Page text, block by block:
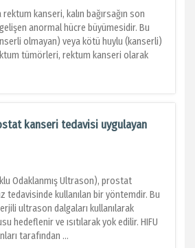
kanseri, kalın bağırsağın son
anormal hücre büyümesidir. Bu
olmayan) veya kötü huylu (kanserli)
tümörleri, rektum kanseri olarak
kanseri tedavisi uygulayan
Odaklanmış Ultrason), prostat
tedavisinde kullanılan bir yöntemdir. Bu
ultrason dalgaları kullanılarak
hedeflenir ve ısıtılarak yok edilir. HIFU
tarafından ...